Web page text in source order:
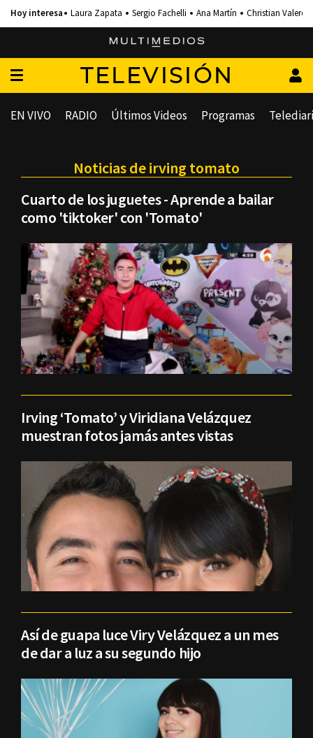
Laura Zapata Sergio Fachelli Ana Martín Christian Valero
TELEVISIÓN
EN VIVO RADIO Últimos Videos Programas
Noticias de irving tomato
Cuarto de los juguetes - Aprende a bailar
como 'tiktoker' con 'Tomato'
Irving ‘Tomato’ y Viridiana Velázquez
muestran fotos jamás antes vistas
Así de guapa luce Viry Velázquez a un mes
de dar a luz a su segundo hijo